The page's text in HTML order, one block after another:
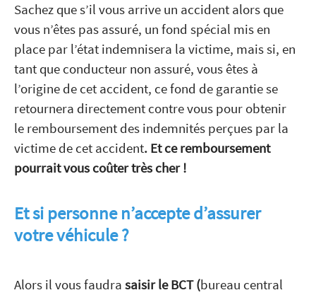
Sachez que s’il vous arrive un accident alors que
vous n’êtes pas assuré, un fond spécial mis en
place par l’état indemnisera la victime, mais si, en
tant que conducteur non assuré, vous êtes à
l’origine de cet accident, ce fond de garantie se
retournera directement contre vous pour obtenir
le remboursement des indemnités perçues par la
victime de cet accident. Et ce remboursement
pourrait vous coûter très cher !
Et si personne n’accepte d’assurer
votre véhicule ?
Alors il vous faudra saisir le BCT (bureau central